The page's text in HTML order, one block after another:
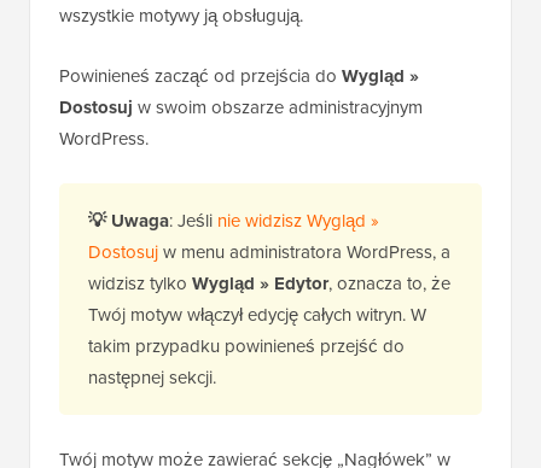
wszystkie motywy ją obsługują.
Powinieneś zacząć od przejścia do Wygląd »
Dostosuj w swoim obszarze administracyjnym
WordPress.
💡 Uwaga: Jeśli nie widzisz Wygląd »
Dostosujw menu administratora WordPress, a
widzisz tylko Wygląd » Edytor, oznacza to, że
Twój motyw włączył edycję całych witryn. W
takim przypadku powinieneś przejść do
następnej sekcji.
Twój motyw może zawierać sekcję „Nagłówek” w